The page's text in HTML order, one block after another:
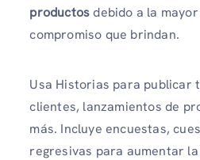
productosdebido a la
compromiso que brindan.
Usa Historias para publicar
clientes, lanzamientos de
más. Incluye encuestas,
regresivas para aumentar